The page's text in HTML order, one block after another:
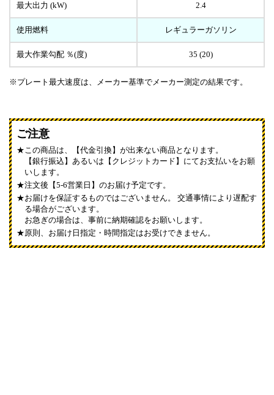
最大出力 (kW) 2.4
使用燃料 レギュラーガソリン
最大作業勾配 ％(度) 35 (20)
※プレート最大速度は、メーカー基準でメーカー測定の結果です。
ご注意
この商品は、【代金引換】が出来ない商品となります。
【銀行振込】あるいは【クレジットカード】にてお支払いをお願
いします。
注文後【5-6営業日】のお届け予定です。
お届けを保証するものではございません。 交通事情により遅配す
る場合がございます。
お急ぎの場合は、事前に納期確認をお願いします。
原則、お届け日指定・時間指定はお受けできません。